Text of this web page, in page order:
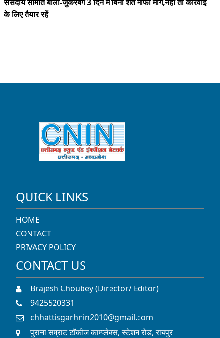
CONTACT
PRIVACY POLICY
Brajesh Choubey (Director/ Editor)
9425520331
chhattisgarhnin2010@gmail.com
पुराना सम्राट टॉकीज काम्प्लेक्स, स्टेशन रोड, रायपुर
SOCIAL LINKS